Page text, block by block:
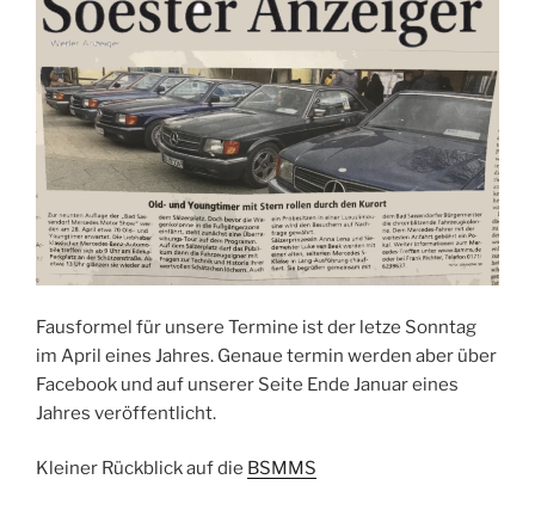
Fausformel für unsere Termine ist der letze Sonntag
im April eines Jahres. Genaue termin werden aber über
Facebook und auf unserer Seite Ende Januar eines
Jahres veröffentlicht.
Kleiner Rückblick auf die BSMMS